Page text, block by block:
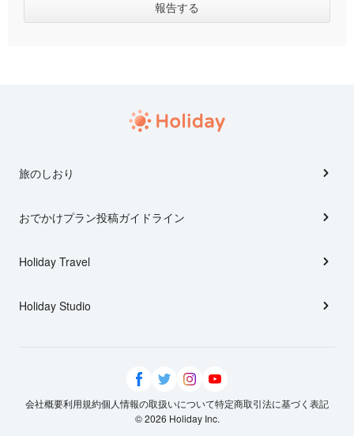
旅のしおり
おでかけプラン投稿ガイドライン
Holiday Travel
Holiday Studio
会社概要利用規約個人情報の取扱いについて特定商取引法に基づく表記
© 2026 Holiday Inc.